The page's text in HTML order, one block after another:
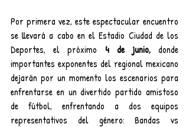
Por primera vez, este espectacular encuentro
se llevará a cabo en el Estadio Ciudad de los
Deportes, el próximo 4 de junio, donde
importantes exponentes del regional mexicano
dejarán por un momento los escenarios para
enfrentarse en un divertido partido amistoso
de fútbol, enfrentando a dos equipos
representativos del género: Bandas vs